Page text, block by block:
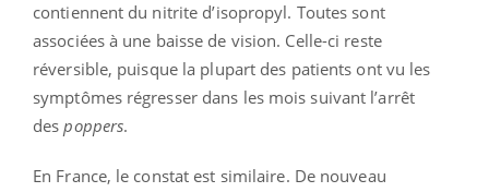
contiennent du nitrite d’isopropyl. Toutes sont
associées à une baisse de vision. Celle-ci reste
réversible, puisque la plupart des patients ont vu les
symptômes régresser dans les mois suivant l’arrêt
despoppers.
En France, le constat est similaire. De nouveau